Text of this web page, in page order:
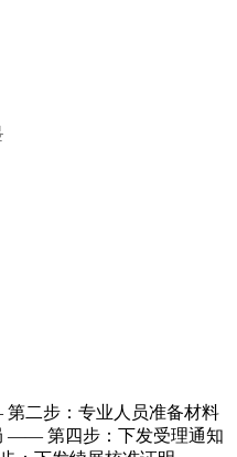
二步：专业人员准备材料
—— 第四步：下发受理通知